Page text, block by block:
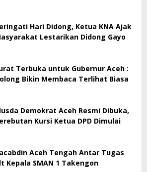
Hari Didong, Ketua KNA Ajak
Lestarikan Didong Gayo
Terbuka untuk Gubernur Aceh :
Bikin Membaca Terlihat Biasa
Demokrat Aceh Resmi Dibuka,
Kursi Ketua DPD Dimulai
Aceh Tengah Antar Tugas
Kepala SMAN 1 Takengon